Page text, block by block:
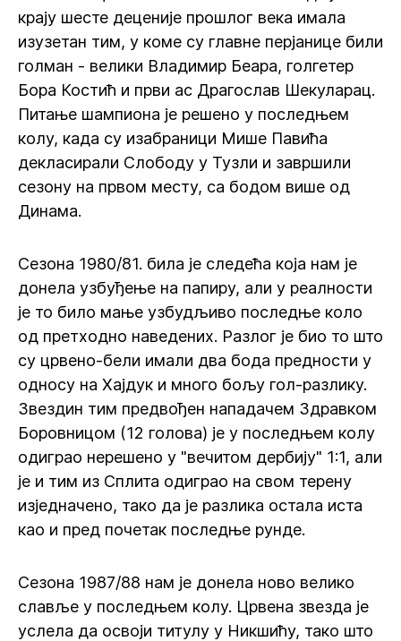
крају шесте деценије прошлог века имала
изузетан тим, у коме су главне перјанице били
голман - велики Владимир Беара, голгетер
Бора Костић и први ас Драгослав Шекуларац.
Питање шампиона је решено у последњем
колу, када су изабраници Мише Павића
декласирали Слободу у Тузли и завршили
сезону на првом месту, са бодом више од
Динама.
Сезона 1980/81. била је следећа која нам је
донела узбуђење на папиру, али у реалности
је то било мање узбудљиво последње коло
од претходно наведених. Разлог је био то што
су црвено-бели имали два бода предности у
односу на Хајдук и много бољу гол-разлику.
Звездин тим предвођен нападачем Здравком
Боровницом (12 голова) је у последњем колу
одиграо нерешено у "вечитом дербију" 1:1, али
је и тим из Сплита одиграо на свом терену
изједначено, тако да је разлика остала иста
као и пред почетак последње рунде.
Сезона 1987/88 нам је донела ново велико
славље у последњем колу. Црвена звезда је
услела да освоји титулу у Никшићу, тако што